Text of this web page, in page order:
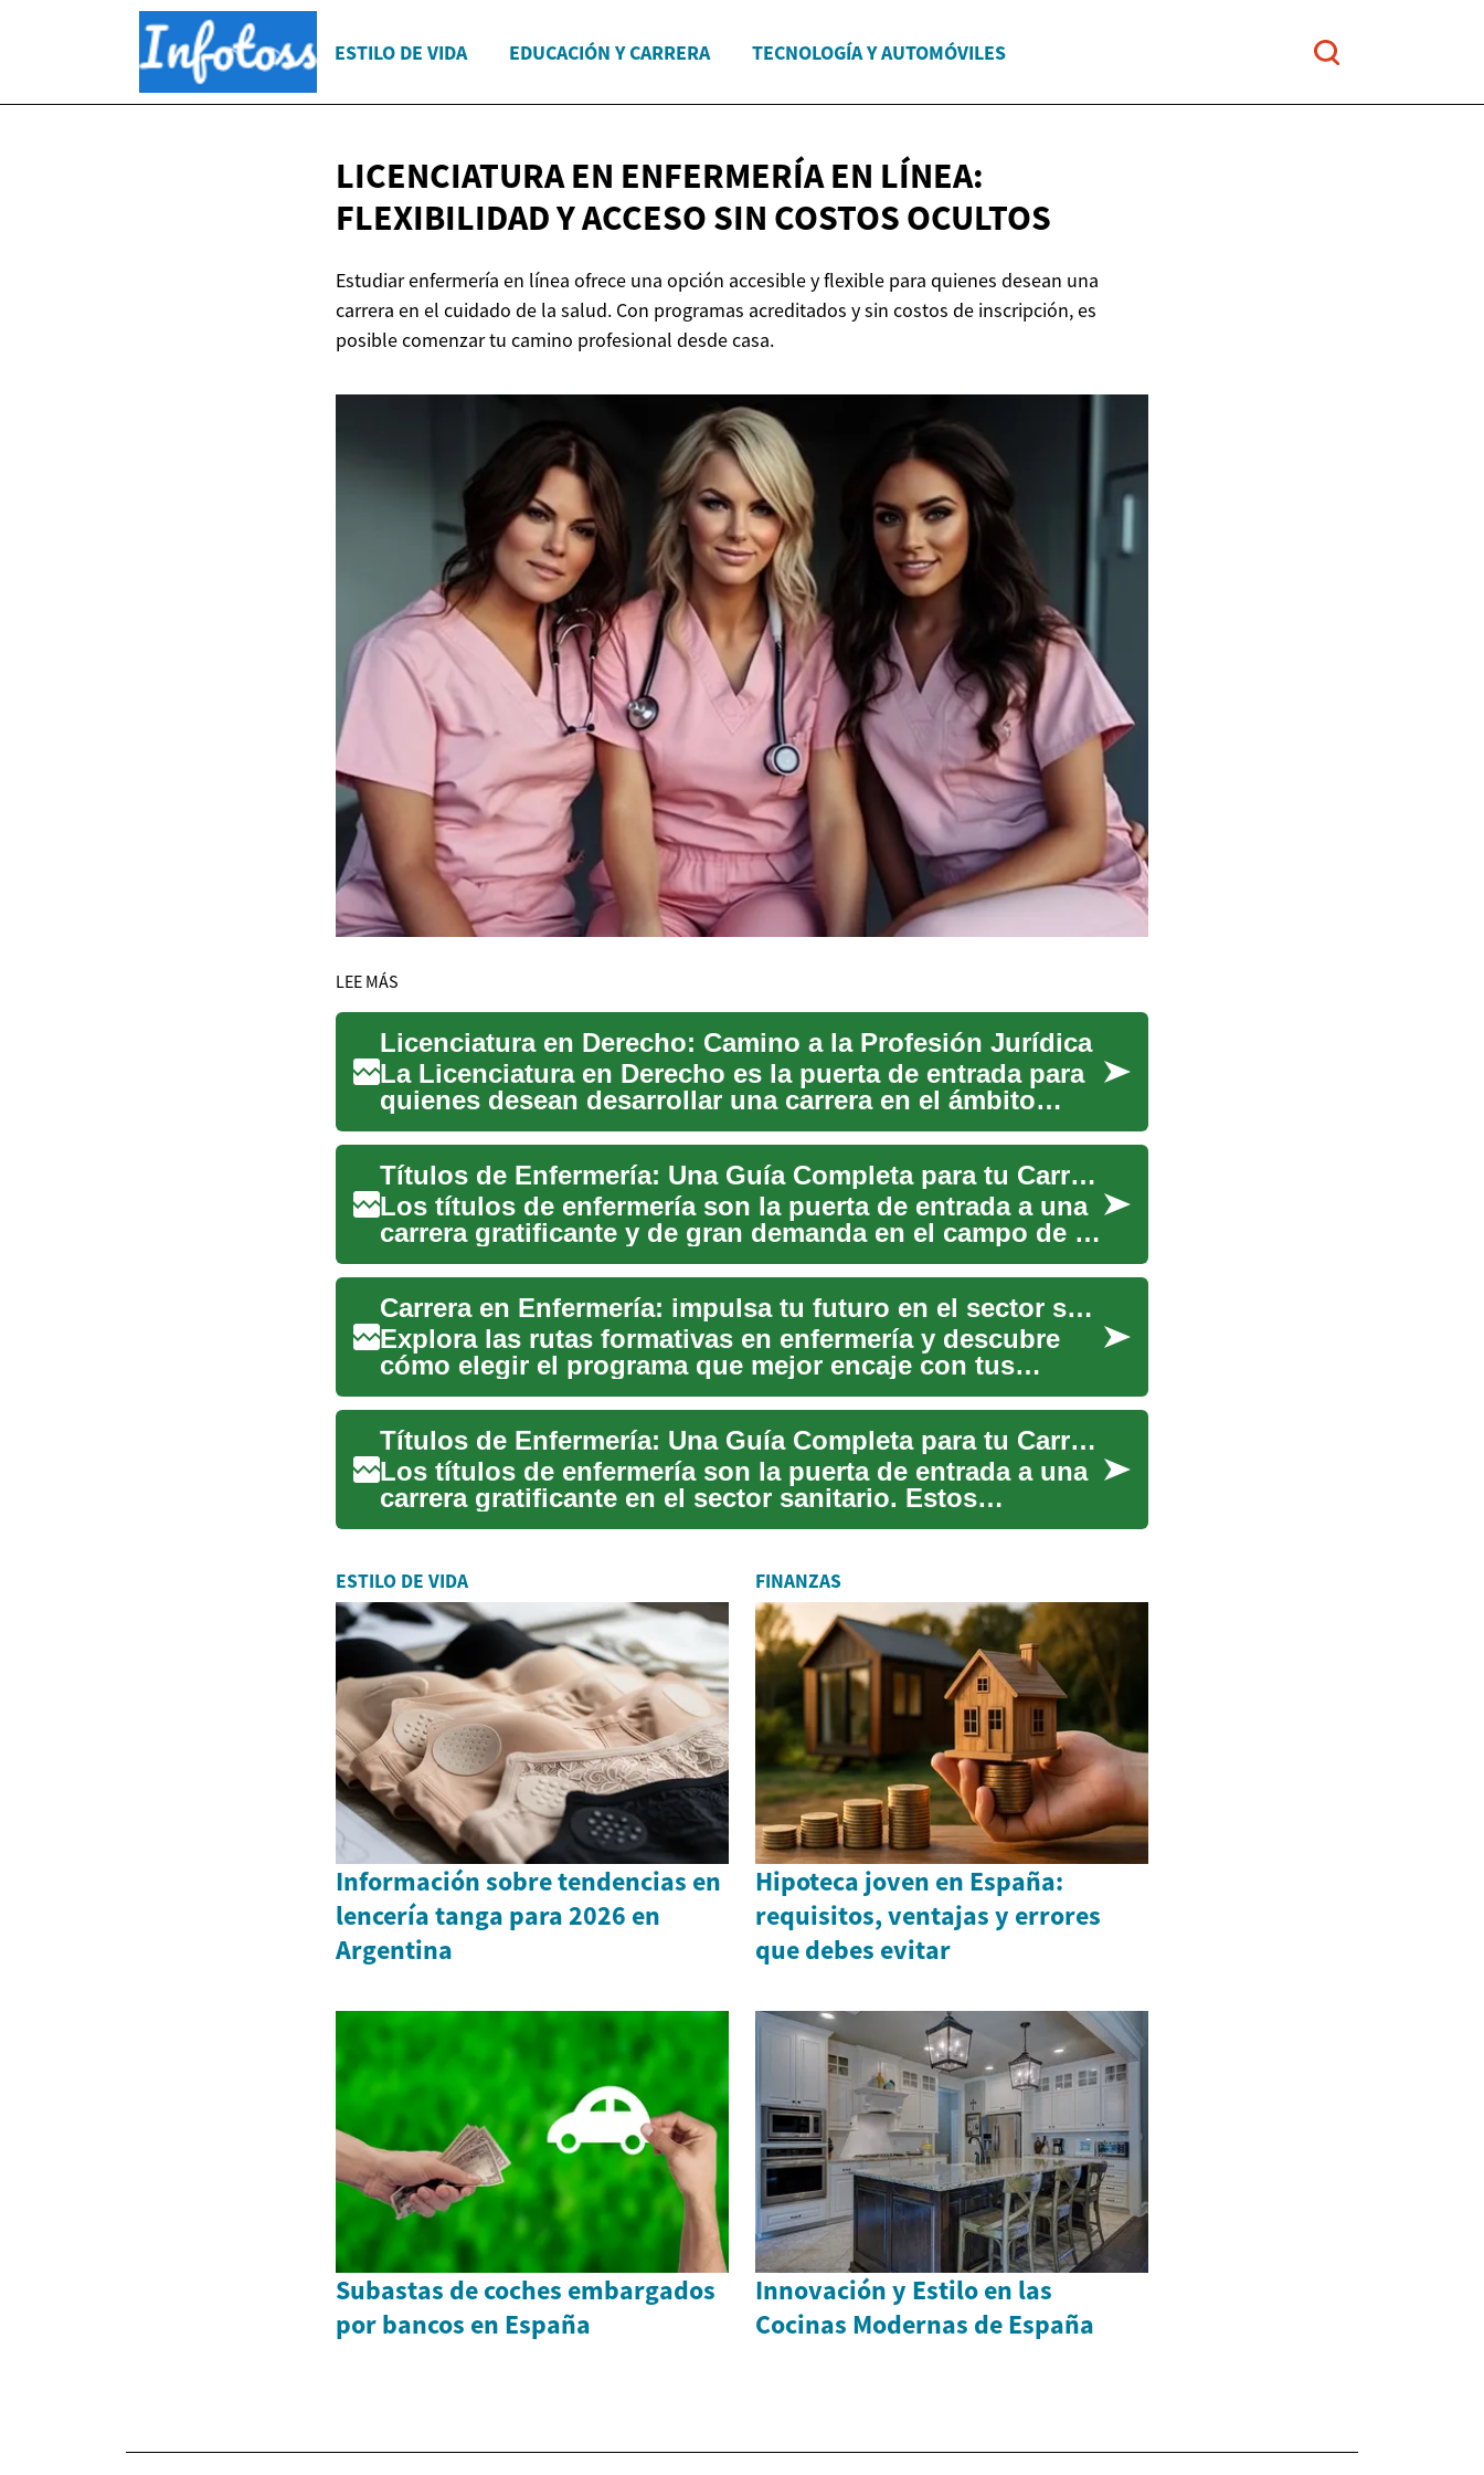
ESTILO DE VIDA EDUCACIÓN Y CARRERA TECNOLOGÍA Y AUTOMÓVILES
LICENCIATURA EN ENFERMERÍA EN LÍNEA:
FLEXIBILIDAD Y ACCESO SIN COSTOS OCULTOS
Estudiar enfermería en línea ofrece una opción accesible y flexible para quienes desean una
carrera en el cuidado de la salud. Con programas acreditados y sin costos de inscripción, es
posible comenzar tu camino profesional desde casa.
LEE MÁS
Licenciatura en Derecho: Camino a la Profesión Jurídica
La Licenciatura en Derecho es la puerta de entrada para
quienes desean desarrollar una carrera en el ámbito
jurídico....
Títulos de Enfermería: Una Guía Completa para tu Carrera en el Cuidado de la Salud
Los títulos de enfermería son la puerta de entrada a una
carrera gratificante y de gran demanda en el campo de la
ate...
Carrera en Enfermería: impulsa tu futuro en el sector salud
Explora las rutas formativas en enfermería y descubre
cómo elegir el programa que mejor encaje con tus
objetivos prof...
Títulos de Enfermería: Una Guía Completa para tu Carrera en Salud
Los títulos de enfermería son la puerta de entrada a una
carrera gratificante en el sector sanitario. Estos
programas...
ESTILO DE VIDA
Información sobre tendencias en
lencería tanga para 2026 en
Argentina
FINANZAS
Hipoteca joven en España:
requisitos, ventajas y errores
que debes evitar
Subastas de coches embargados
por bancos en España
Innovación y Estilo en las
Cocinas Modernas de España